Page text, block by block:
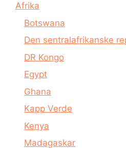
Afrika
Botswana
Den sentralafrikanske
DR Kongo
Egypt
Ghana
Kapp Verde
Kenya
Madagaskar